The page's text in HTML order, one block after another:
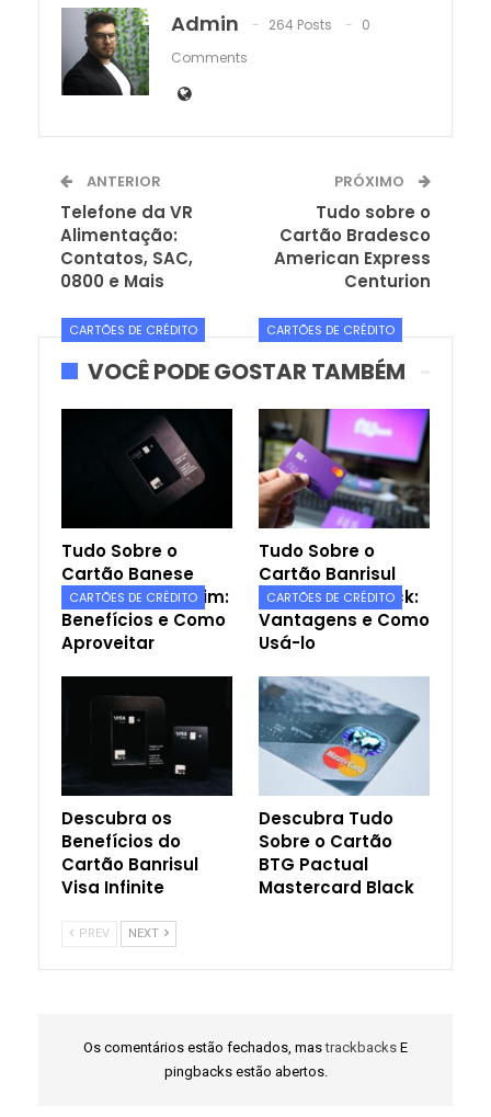
Admin 264 Posts
0
Comments
ANTERIOR
Telefone da VR
Alimentação:
Contatos, SAC,
0800 e Mais
PRÓXIMO
Tudo sobre o
Cartão Bradesco
American Express
Centurion
VOCÊ PODE GOSTAR TAMBÉM
CARTÕES DE CRÉDITO
Tudo Sobre o
Cartão Banese
Card ELO Nanquim:
Benefícios e Como
Aproveitar
CARTÕES DE CRÉDITO
Tudo Sobre o
Cartão Banrisul
Mastercard Black:
Vantagens e Como
Usá-lo
CARTÕES DE CRÉDITO
Descubra os
Benefícios do
Cartão Banrisul
Visa Infinite
CARTÕES DE CRÉDITO
Descubra Tudo
Sobre o Cartão
BTG Pactual
Mastercard Black
PREV NEXT
Os comentários estão fechados, mastrackbacks E
pingbacks estão abertos.